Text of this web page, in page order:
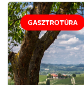
GASZTROTÚRA